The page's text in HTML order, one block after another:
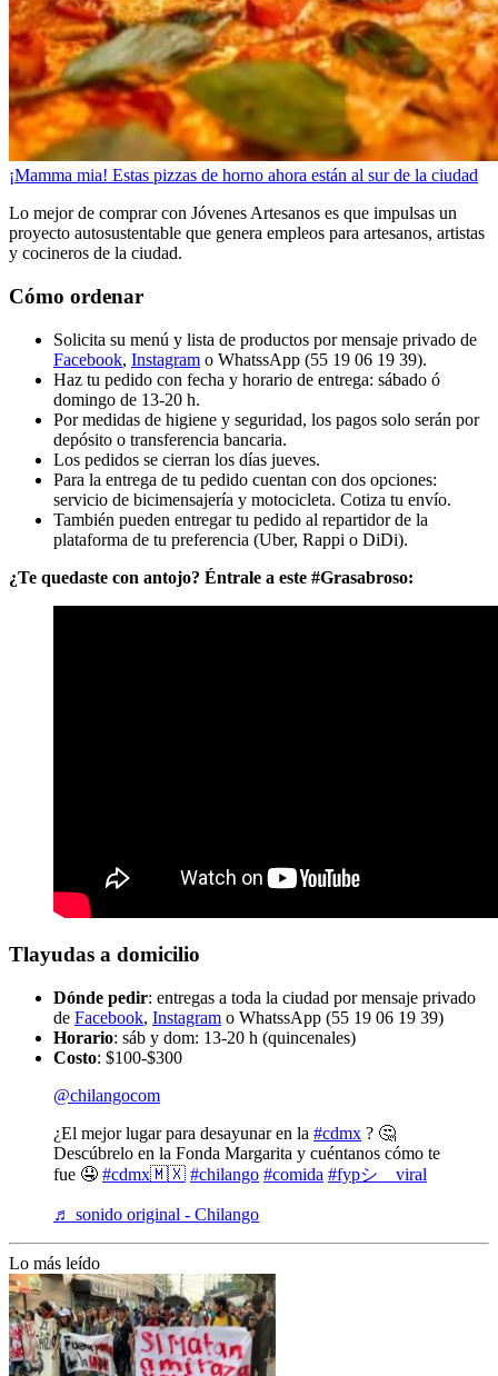
¡Mamma mia! Estas pizzas de horno ahora están al sur de la ciudad
Lo mejor de comprar con Jóvenes Artesanos es que impulsas un
proyecto autosustentable que genera empleos para artesanos, artistas
y cocineros de la ciudad.
Cómo ordenar
Solicita su menú y lista de productos por mensaje privado de
Facebook, Instagram o WhatssApp (55 19 06 19 39).
Haz tu pedido con fecha y horario de entrega: sábado ó
domingo de 13-20 h.
Por medidas de higiene y seguridad, los pagos solo serán por
depósito o transferencia bancaria.
Los pedidos se cierran los días jueves.
Para la entrega de tu pedido cuentan con dos opciones:
servicio de bicimensajería y motocicleta. Cotiza tu envío.
También pueden entregar tu pedido al repartidor de la
plataforma de tu preferencia (Uber, Rappi o DiDi).
¿Te quedaste con antojo? Éntrale a este #Grasabroso:
Tlayudas a domicilio
Dónde pedir: entregas a toda la ciudad por mensaje privado
de Facebook, Instagram o WhatssApp (55 19 06 19 39)
Horario: sáb y dom: 13-20 h (quincenales)
Costo: $100-$300
@chilangocom
¿El mejor lugar para desayunar en la #cdmx ? 🤔
Descúbrelo en la Fonda Margarita y cuéntanos cómo te
fue 🤤 #cdmx🇲🇽 #chilango #comida #fypシ゚viral
♬ sonido original - Chilango
Lo más leído